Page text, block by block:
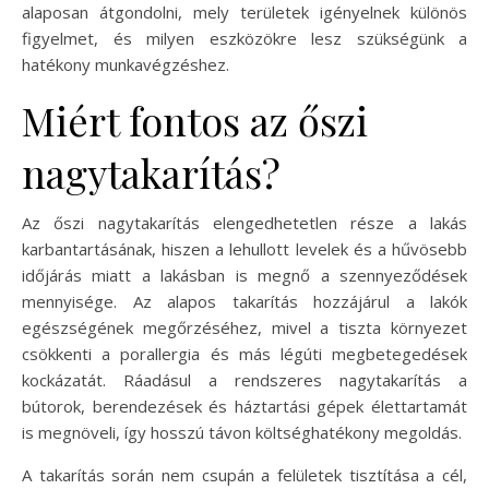
alaposan átgondolni, mely területek igényelnek különös
figyelmet, és milyen eszközökre lesz szükségünk a
hatékony munkavégzéshez.
Miért fontos az őszi
nagytakarítás?
Az őszi nagytakarítás elengedhetetlen része a lakás
karbantartásának, hiszen a lehullott levelek és a hűvösebb
időjárás miatt a lakásban is megnő a szennyeződések
mennyisége. Az alapos takarítás hozzájárul a lakók
egészségének megőrzéséhez, mivel a tiszta környezet
csökkenti a porallergia és más légúti megbetegedések
kockázatát. Ráadásul a rendszeres nagytakarítás a
bútorok, berendezések és háztartási gépek élettartamát
is megnöveli, így hosszú távon költséghatékony megoldás.
A takarítás során nem csupán a felületek tisztítása a cél,